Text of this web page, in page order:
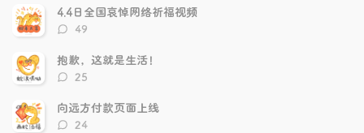
数：
4.4日全国哀悼网络祈福视频
评
数：
49
抱歉，这就是生活！
评
数：
25
向远方付款页面上线
评
24